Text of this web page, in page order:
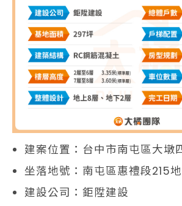
建案位置：台中市南屯區大墩
坐落地號：南屯區惠禮段215
建設公司：鉅陞建設